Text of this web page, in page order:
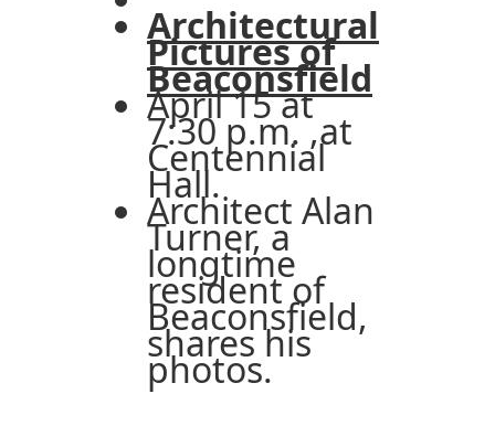
Architectural
Pictures of
Beaconsfield
April 15 at
7:30 p.m. ,at
Centennial
Hall.
Architect Alan
Turner, a
longtime
resident of
Beaconsfield,
shares his
photos.